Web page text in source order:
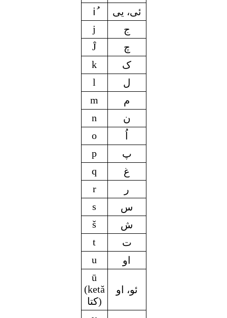
iُ
ئی، یی
j
ج
Ĵ
چ
k
ک
l
ل
m
م
n
ن
o
p
پ
q
غ
r
ر
s
س
š
ش
t
ت
u
او
ū
(ketă
کتا)
ئو، او